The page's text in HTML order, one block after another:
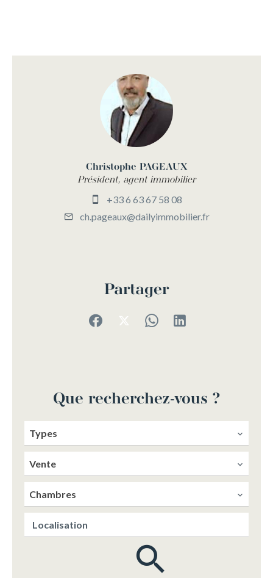
Christophe PAGEAUX
Président, agent immobilier
+33 6 63 67 58 08
ch.pageaux@dailyimmobilier.fr
Partager
Que recherchez-vous ?
Types
Vente
Chambres
Localisation